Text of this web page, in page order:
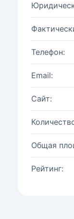
Телефон:
Email:
Сайт:
Общая
Рейтинг: